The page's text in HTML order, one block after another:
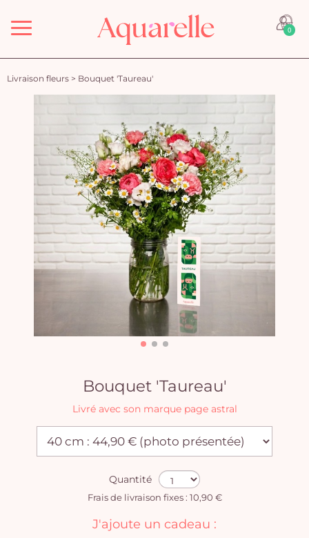
Menu 0
Livraison fleurs > Bouquet 'Taureau'
Bouquet 'Taureau'
Livré avec son marque page astral
Quantité
Frais de livraison fixes : 10,90 €
J'ajoute un cadeau :